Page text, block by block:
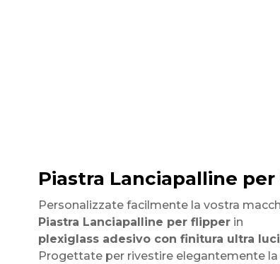
Piastra Lanciapalline
Personalizzate facilmente la vostra
Piastra Lanciapalline per flipperin
plexiglass adesivo con finitura ultra
Progettate per rivestire elegantemente